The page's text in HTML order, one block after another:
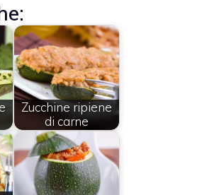
Zucchine ripiene
di carne